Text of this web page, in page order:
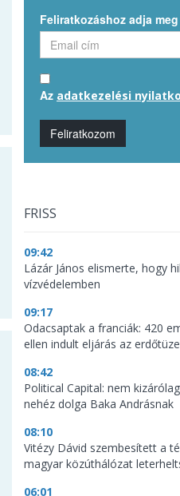
Feliratkozáshoz adja
Az adatkezelési
Feliratkozom
FRISS
09:42
Lázár János elismerte, hogy
vízvédelemben
09:17
Odacsaptak a franciák: 420
ellen indult eljárás az
08:42
Political Capital: nem
nehéz dolga Baka Andrásnak
08:10
Vitézy Dávid szembesített a
magyar közúthálózat
06:01